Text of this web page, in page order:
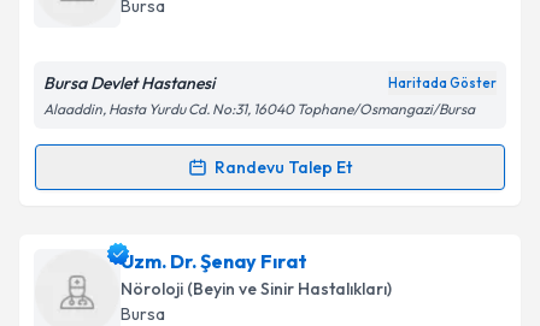
Kişisel verilerimin işlenmesine ilişkin
Metni'ni okudum ve kişisel verilerimin belirtilen
Takvim Talebini Gönder
Bursa
Bursa Devlet Hastanesi Haritada Göster
Alaaddin, Hasta Yurdu Cd. No:31, 16040 Tophane/Osmangazi/Bursa
Randevu Talep Et
Randevu Takvimi Talebi
Uzm. Dr. Şemsettin Kurtulmuşlar
takvimi talebi oluşturun. Size bu uzmandan randevu
almanız için bir takvim hazırlandığında e-posta ile
Uzm. Dr. Şenay Fırat
Nöroloji (Beyin ve Sinir Hastalıkları)
Bursa